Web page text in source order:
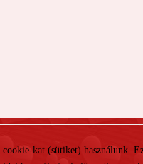
kat (sütiket)